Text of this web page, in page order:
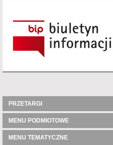
PRZETARGI
MENU PODMIOTOWE
MENU TEMATYCZNE